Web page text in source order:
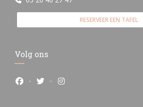
RESERVEER EEN TAFEL
Volg ons
Facebook ((opent in een nieuw
Twitter ((opent in een nieuw
Instagram ((opent in